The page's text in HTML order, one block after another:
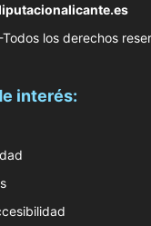
los derechos
interés: